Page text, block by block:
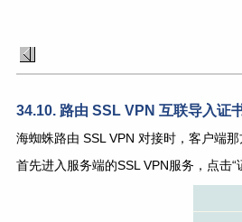
34.10. 路由 SSL VPN 互联导入证
海蜘蛛路由 SSL VPN 对接时，客户端那
首先进入服务端的SSL VPN服务，点击“